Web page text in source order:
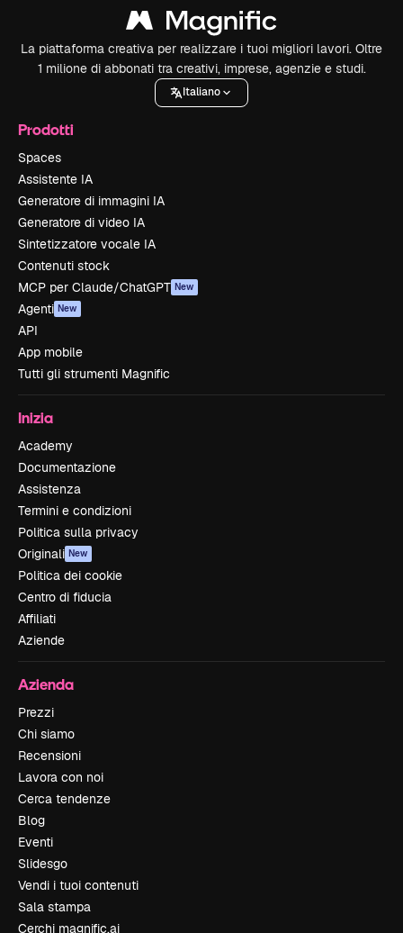
La piattaforma creativa per realizzare i tuoi migliori lavori. Oltre
1 milione di abbonati tra creativi, imprese, agenzie e studi.
Italiano
Prodotti
Spaces
Assistente IA
Generatore di immagini IA
Generatore di video IA
Sintetizzatore vocale IA
Contenuti stock
MCP per Claude/ChatGPT New
Agenti New
API
App mobile
Tutti gli strumenti Magnific
Inizia
Academy
Documentazione
Assistenza
Termini e condizioni
Politica sulla privacy
Originali New
Politica dei cookie
Centro di fiducia
Affiliati
Aziende
Azienda
Prezzi
Chi siamo
Recensioni
Lavora con noi
Cerca tendenze
Blog
Eventi
Slidesgo
Vendi i tuoi contenuti
Sala stampa
Cerchi magnific.ai